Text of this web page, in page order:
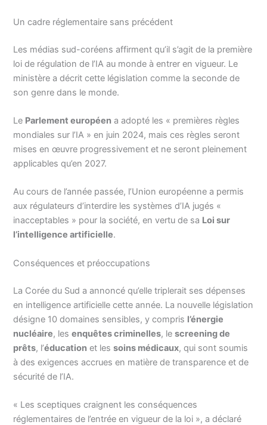
Un cadre réglementaire sans précédent
Les médias sud-coréens affirment qu’il s’agit de la première
loi de régulation de l’IA au monde à entrer en vigueur. Le
ministère a décrit cette législation comme la seconde de
son genre dans le monde.
Le Parlement européen a adopté les « premières règles
mondiales sur l’IA » en juin 2024, mais ces règles seront
mises en œuvre progressivement et ne seront pleinement
applicables qu’en 2027.
Au cours de l’année passée, l’Union européenne a permis
aux régulateurs d’interdire les systèmes d’IA jugés «
inacceptables » pour la société, en vertu de sa Loi sur
l’intelligence artificielle.
Conséquences et préoccupations
La Corée du Sud a annoncé qu’elle triplerait ses dépenses
en intelligence artificielle cette année. La nouvelle législation
désigne 10 domaines sensibles, y compris l’énergie
nucléaire, lesenquêtes criminelles, lescreening de
prêts, l’éducation et lessoins médicaux, qui sont soumis
à des exigences accrues en matière de transparence et de
sécurité de l’IA.
« Les sceptiques craignent les conséquences
réglementaires de l’entrée en vigueur de la loi », a déclaré